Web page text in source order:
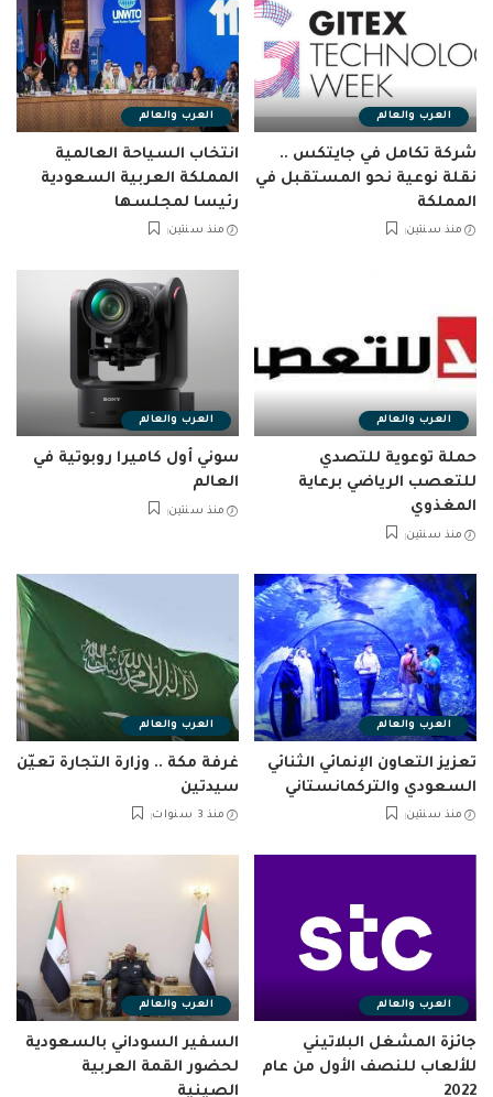
العرب والعالم
شركة تكامل في جايتكس ..
نقلة نوعية نحو المستقبل في
المملكة
منذ سنتين
العرب والعالم
انتخاب السياحة العالمية
المملكة العربية السعودية
رئيسا لمجلسها
منذ سنتين
العرب والعالم
حملة توعوية للتصدي
للتعصب الرياضي برعاية
المغذوي
منذ سنتين
العرب والعالم
سوني أول كاميرا روبوتية في
العالم
منذ سنتين
العرب والعالم
تعزيز التعاون الإنمائي الثنائي
السعودي والتركمانستاني
منذ سنتين
العرب والعالم
غرفة مكة .. وزارة التجارة تعيّن
سيدتين
منذ 3 سنوات
العرب والعالم
جائزة المشغل البلاتيني
للألعاب للنصف الأول من عام
2022
العرب والعالم
السفير السوداني بالسعودية
لحضور القمة العربية
الصينية